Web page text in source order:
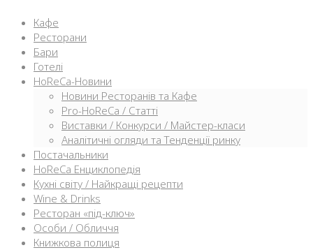
Кафе
Ресторани
Бари
Готелі
HoReCa-Новини
Новини Ресторанів та Кафе
Pro-HoReCa / Статті
Виставки / Конкурси / Майстер-класи
Аналітичні огляди та Тенденції ринку
Постачальники
HoReCa Енциклопедія
Кухні світу / Найкращі рецепти
Wine & Drinks
Ресторан «під-ключ»
Особи / Обличчя
Книжкова полиця